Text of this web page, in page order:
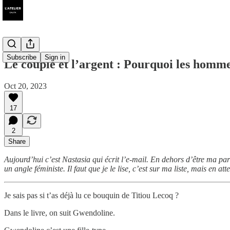
Subscribe Sign in
Le couple et l’argent : Pourquoi les
Oct 20, 2023
17
2
Share
Aujourd’hui c’est Nastasia qui écrit l’e-mail. En dehors d’être ma
un angle féministe. Il faut que je le lise, c’est sur ma liste, mais en
Je sais pas si t’as déjà lu ce bouquin de Titiou Lecoq ?
Dans le livre, on suit Gwendoline.